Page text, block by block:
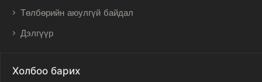
Төлбөрийн аюулгүй байдал
Дэлгүүр
Холбоо барих